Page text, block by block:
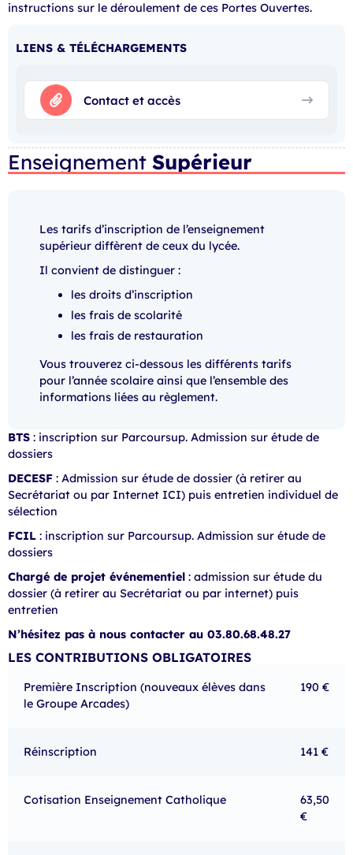
instructions sur le déroulement de ces Portes Ouvertes.
LIENS & TÉLÉCHARGEMENTS
Contact et accès
Enseignement Supérieur
Les tarifs d’inscription de l’enseignement
supérieur diffèrent de ceux du lycée.
Il convient de distinguer :
les droits d’inscription
les frais de scolarité
les frais de restauration
Vous trouverez ci-dessous les différents tarifs
pour l’année scolaire ainsi que l’ensemble des
informations liées au règlement.
BTS : inscription sur Parcoursup. Admission sur étude de
dossiers
DECESF : Admission sur étude de dossier (à retirer au
Secrétariat ou par Internet ICI) puis entretien individuel de
sélection
FCIL : inscription sur Parcoursup. Admission sur étude de
dossiers
Chargé de projet événementiel : admission sur étude du
dossier (à retirer au Secrétariat ou par internet) puis
entretien
N’hésitez pas à nous contacter au 03.80.68.48.27
LES CONTRIBUTIONS OBLIGATOIRES
Première Inscription (nouveaux élèves dans
le Groupe Arcades)
190 €
Réinscription 141 €
Cotisation Enseignement Catholique
63,50
€